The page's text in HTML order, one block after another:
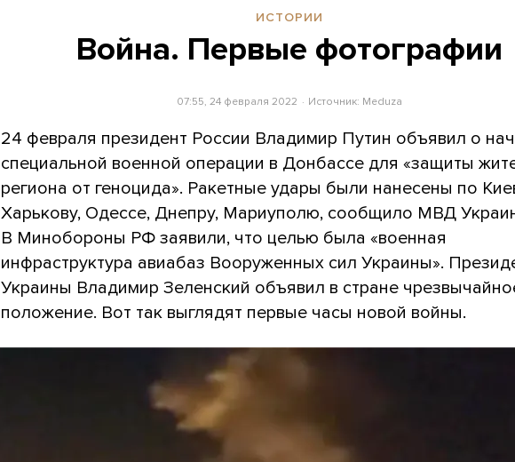
ИСТОРИИ
Война. Первые фотографии
07:55, 24 февраля 2022 Источник: Meduza
24 февраля президент России Владимир Путин объявил о
специальной военной операции в Донбассе для «защиты
региона от геноцида». Ракетные удары были нанесены по
Харькову, Одессе, Днепру, Мариуполю, сообщило МВД
В Минобороны РФ заявили, что целью была «военная
инфраструктура авиабаз Вооруженных сил Украины».
Украины Владимир Зеленский объявил в стране
положение. Вот так выглядят первые часы новой войны.